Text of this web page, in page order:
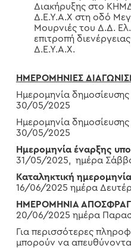
Διακήρυξης στο
Δ.Ε.Υ.Α.Χ στη οδό
Μουρνιές του Δ.Δ.
επιτροπή
Δ.Ε.Υ.Α.Χ.
ΗΜΕΡΟΜΗΝΙΕΣ
Ημερομηνία
30/05/2025
Ημερομηνία
30/05/2025
Ημερομηνία έναρξης
31/05/2025, ημέρα
Καταληκτική
16/06/2025 ημέρα
ΗΜΕΡΟΜΗΝΙΑ
20/06/2025 ημέρα
Για περισσότερες
μπορούν να